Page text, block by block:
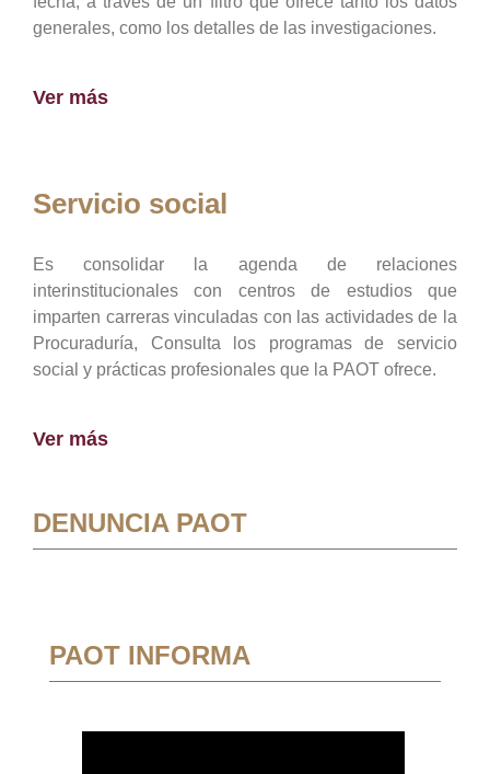
generales, como los detalles de las investigaciones.
Ver más
Servicio social
Es consolidar la agenda de relaciones
interinstitucionales con centros de estudios que
imparten carreras vinculadas con las actividades de la
Procuraduría, Consulta los programas de servicio
social y prácticas profesionales que la PAOT ofrece.
Ver más
DENUNCIA PAOT
PAOT INFORMA